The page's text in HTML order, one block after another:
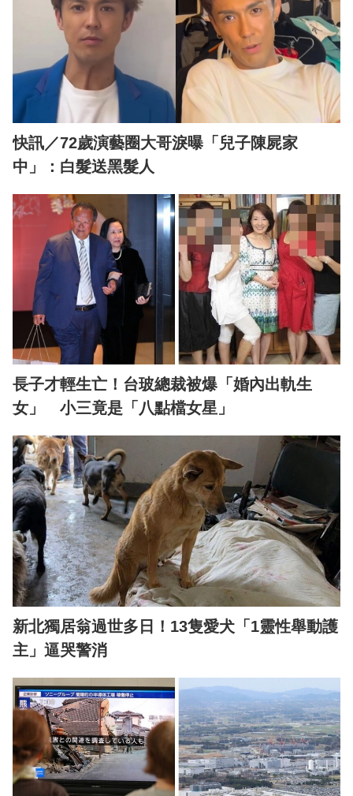
快訊／72歲演藝圈大哥淚曝「兒子陳屍家
中」：白髮送黑髮人
長子才輕生亡！台玻總裁被爆「婚內出軌生
女」 小三竟是「八點檔女星」
新北獨居翁過世多日！13隻愛犬「1靈性舉動護
主」逼哭警消